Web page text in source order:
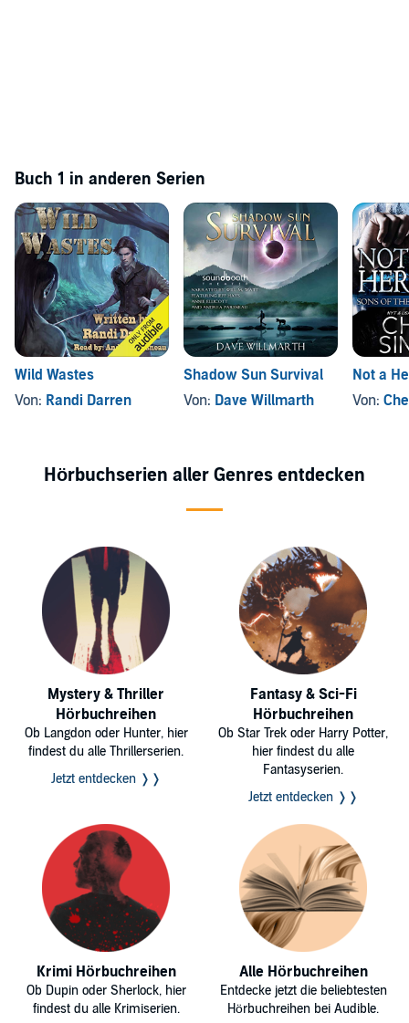
Buch 1 in anderen Serien
Wild Wastes
Von: Randi Darren
Shadow Sun Survival
Von: Dave Willmarth
Not a
Von:
Hörbuchserien aller Genres entdecken
Mystery & Thriller
Hörbuchreihen
Ob Langdon oder Hunter, hier
findest du alle Thrillerserien.
Jetzt entdecken ❭❭
Fantasy & Sci-Fi
Hörbuchreihen
Ob Star Trek oder Harry Potter,
hier findest du alle
Fantasyserien.
Jetzt entdecken ❭❭
Krimi Hörbuchreihen
Ob Dupin oder Sherlock, hier
findest du alle Krimiserien.
Alle Hörbuchreihen
Entdecke jetzt die beliebtesten
Hörbuchreihen bei Audible.